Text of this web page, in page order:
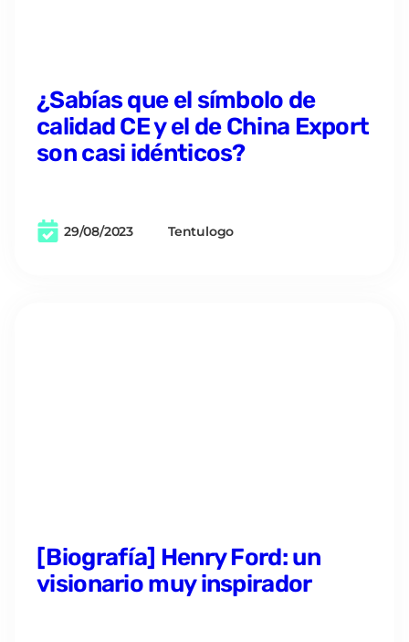
¿Sabías que el símbolo de
calidad CE y el de China Export
son casi idénticos?
29/08/2023 Tentulogo
[Biografía] Henry Ford: un
visionario muy inspirador